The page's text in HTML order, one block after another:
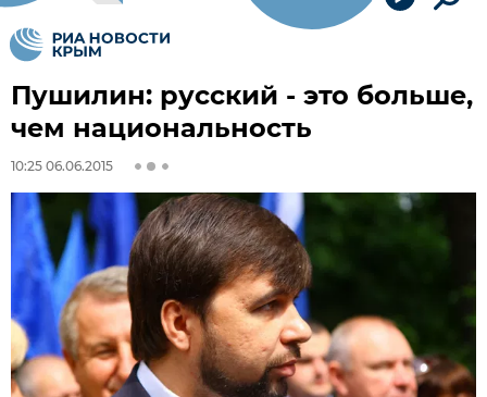
Пушилин: русский - это больше,
чем национальность
10:25 06.06.2015